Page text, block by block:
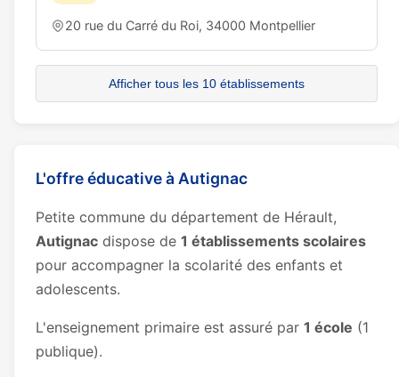
20 rue du Carré du Roi, 34000 Montpellier
Afficher tous les 10 établissements
L'offre éducative à Autignac
Petite commune du département de Hérault,
Autignac dispose de 1 établissements scolaires
pour accompagner la scolarité des enfants et
adolescents.
L'enseignement primaire est assuré par 1 école (1
publique).